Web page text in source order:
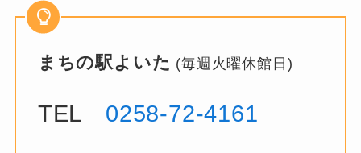
まちの駅よいた (毎週火曜休館日)
TEL 0258-72-4161